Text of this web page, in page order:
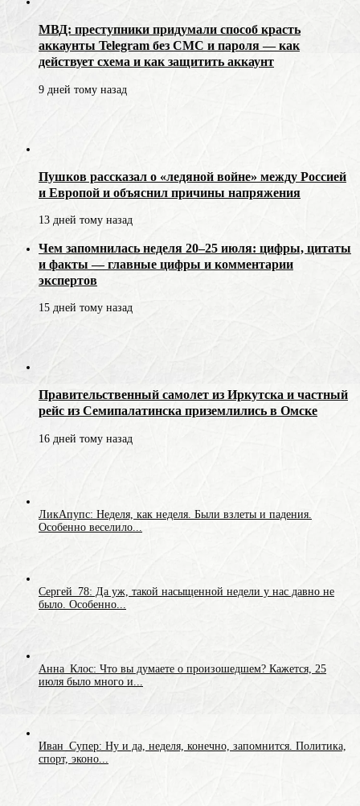
МВД: преступники придумали способ красть
аккаунты Telegram без СМС и пароля — как
действует схема и как защитить аккаунт
9 дней тому назад
Пушков рассказал о «ледяной войне» между Россией
и Европой и объяснил причины напряжения
13 дней тому назад
Чем запомнилась неделя 20–25 июля: цифры, цитаты
и факты — главные цифры и комментарии
экспертов
15 дней тому назад
Правительственный самолет из Иркутска и частный
рейс из Семипалатинска приземлились в Омске
16 дней тому назад
ЛикАпупс: Неделя, как неделя. Были взлеты и падения.
Особенно веселило...
Сергей_78: Да уж, такой насыщенной недели у нас давно не
было. Особенно...
Анна_Клос: Что вы думаете о произошедшем? Кажется, 25
июля было много и...
Иван_Супер: Ну и да, неделя, конечно, запомнится. Политика,
спорт, эконо...